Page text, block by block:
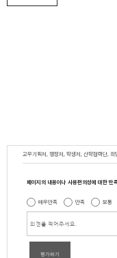
교무기획처, 행정처, 학생처, 산학협력단, 희
페이지의 내용이나 사용편의성에 대한 만
매우만족 만족 보통
평가하기